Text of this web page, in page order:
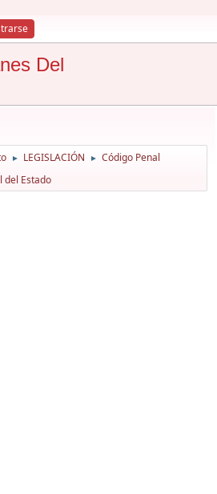
► LEGISLACIÓN ► Código Penal
del Estado